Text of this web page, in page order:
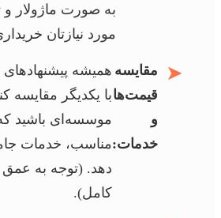
به صورت ماژولار
مورد نیازتان
➤
مقایسه
قیمت‌ها
و
خدمات:
همیشه
با یکدیگر مقایسه
موسسه‌ای باشید
مناسب، خدمات
دهد. (توجه به عمق
کامل).